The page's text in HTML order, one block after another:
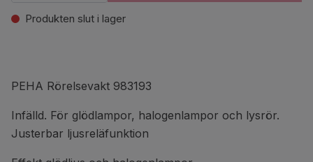
Produkten slut i lager
PEHA Rörelsevakt 983193
Infälld. För glödlampor, halogenlampor och lysrör.
Justerbar ljusreläfunktion